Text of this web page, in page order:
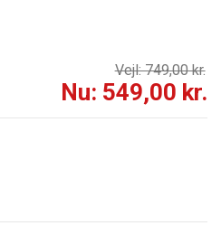
Vejl: 749,00 kr.
Nu: 549,00 kr.